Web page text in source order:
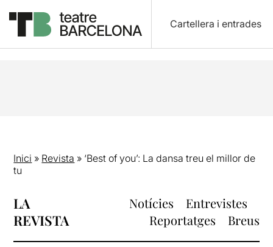
Cartellera i entrades
Inici » Revista » ‘Best of you’: La dansa treu el millor de
tu
LA
REVISTA
Notícies
Entrevistes
Reportatges
Breus